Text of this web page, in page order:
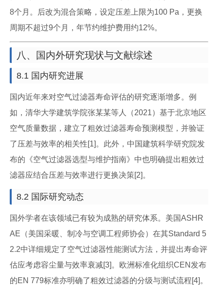
8个月。后改为混合策略，设定压差上限为100 Pa，更换
周期不超过9个月，年节约维护费用约12%。
八、国内外研究现状与文献综述
8.1 国内研究进展
国内近年来对空气过滤器寿命评估的研究逐渐增多。例
如，清华大学建筑学院张某某等人（2021）基于北京地区
空气质量数据，建立了粗效过滤器寿命预测模型，并验证
了压差与效率的相关性[1]。此外，中国建筑科学研究院发
布的《空气过滤器选型与维护指南》中也明确提出粗效过
滤器应结合压差与效率进行更换决策[2]。
8.2 国际研究动态
国外学者在该领域已有较为成熟的研究体系。美国ASHR
AE（美国采暖、制冷与空调工程师协会）在其Standard 5
2.2中详细规定了空气过滤器性能测试方法，并提出寿命评
估应考虑容尘量与效率衰减[3]。欧洲标准化组织CEN发布
的EN 779标准亦明确了粗效过滤器的分级与测试流程[4]。